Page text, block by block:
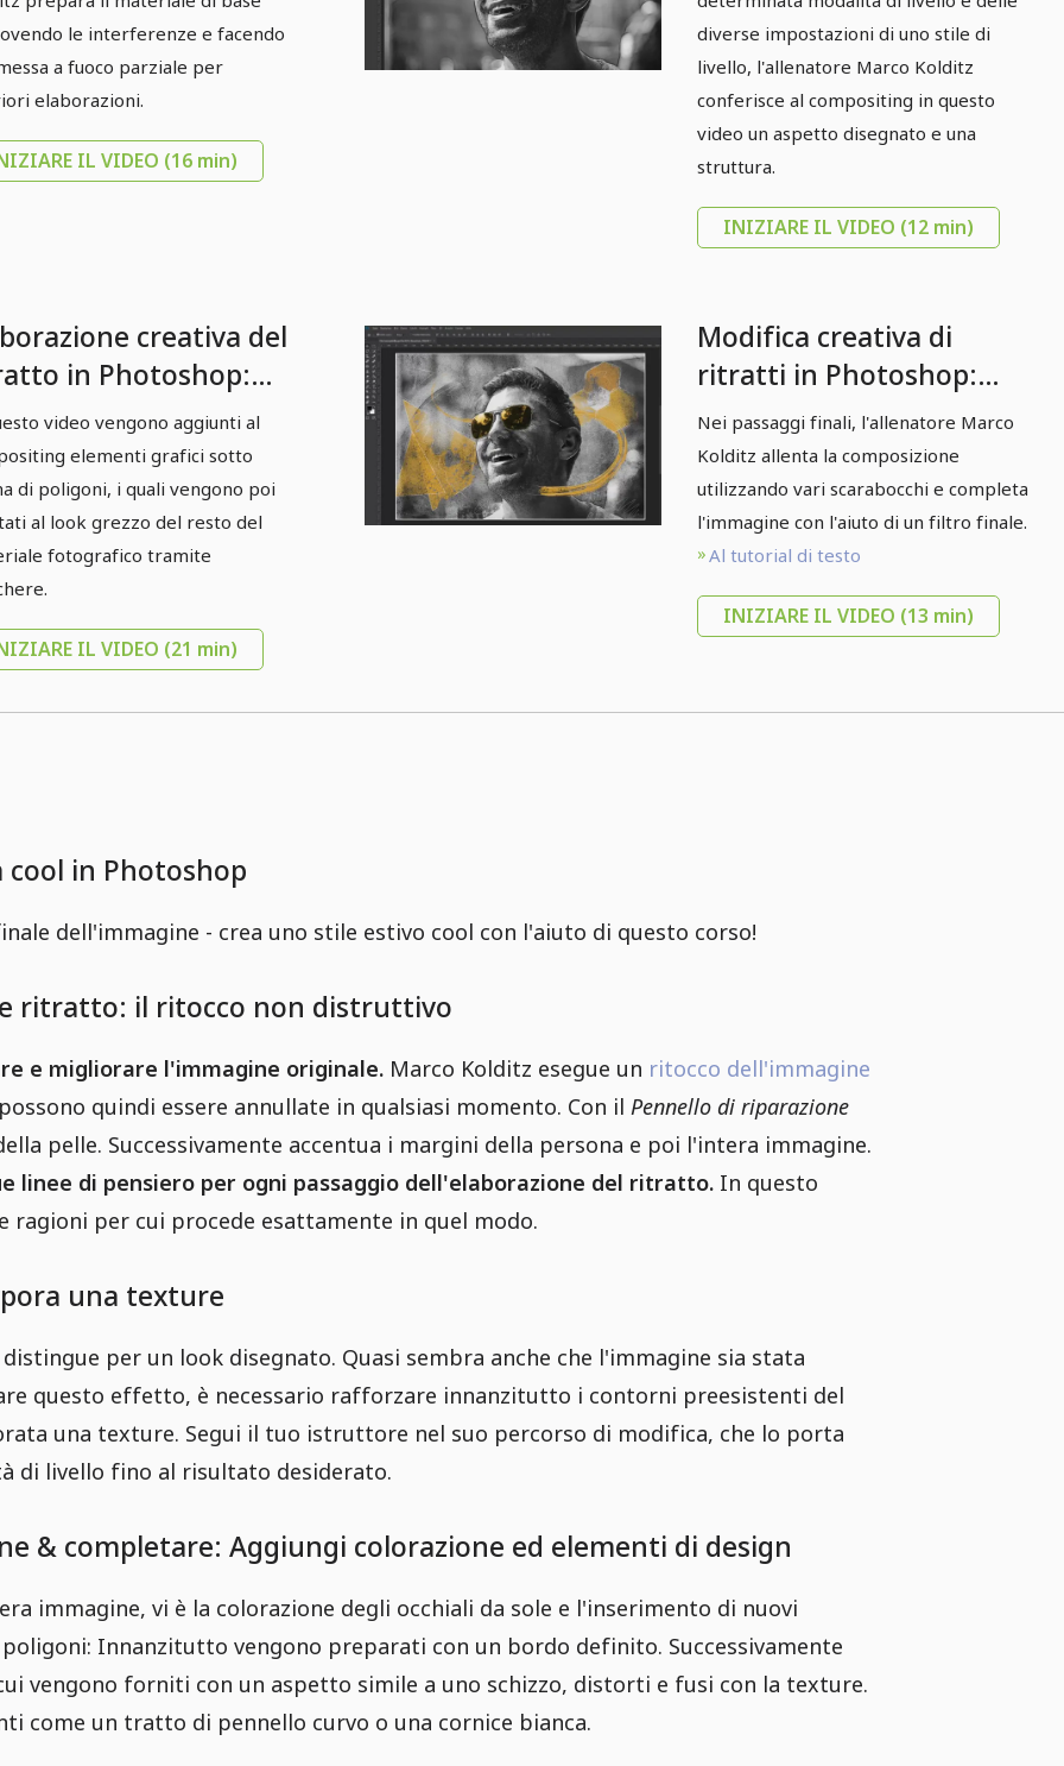
le
e mettere a
le interferenze e facendo
a fuoco parziale per
elaborazioni.
IL VIDEO (16 min)
contorni e texture
diverse impostazioni di uno stile di
livello, l'allenatore Marco Kolditz
conferisce al compositing in questo
video un aspetto disegnato e una
struttura.
INIZIARE IL VIDEO (12 min)
creativa del
in Photoshop:
"Gli
da sole" - 3
video vengono aggiunti al
elementi grafici sotto
di poligoni, i quali vengono poi
al look grezzo del resto del
fotografico tramite
IL VIDEO (21 min)
Modifica creativa di
ritratti in Photoshop:
Composizione "Gli
occhiali da sole" - 4
schizzi e passaggi finali
Nei passaggi finali, l'allenatore Marco
Kolditz allenta la composizione
utilizzando vari scarabocchi e completa
l'immagine con l'aiuto di un filtro finale.
Al tutorial di testo
INIZIARE IL VIDEO (13 min)
in Photoshop
dell'immagine - crea uno stile estivo cool con l'aiuto di questo corso!
ritratto: il ritocco non distruttivo
e migliorare l'immagine originale. Marco Kolditz esegue un ritocco dell'immagine
quindi essere annullate in qualsiasi momento. Con il Pennello di riparazione
pelle. Successivamente accentua i margini della persona e poi l'intera immagine.
linee di pensiero per ogni passaggio dell'elaborazione del ritratto. In questo
ragioni per cui procede esattamente in quel modo.
una texture
per un look disegnato. Quasi sembra anche che l'immagine sia stata
questo effetto, è necessario rafforzare innanzitutto i contorni preesistenti del
una texture. Segui il tuo istruttore nel suo percorso di modifica, che lo porta
di livello fino al risultato desiderato.
& completare: Aggiungi colorazione ed elementi di design
immagine, vi è la colorazione degli occhiali da sole e l'inserimento di nuovi
Innanzitutto vengono preparati con un bordo definito. Successivamente
vengono forniti con un aspetto simile a uno schizzo, distorti e fusi con la texture.
come un tratto di pennello curvo o una cornice bianca.